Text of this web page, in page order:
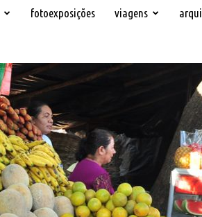
fotoexposições viagens